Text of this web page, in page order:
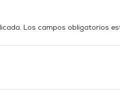
Los campos obligatorios